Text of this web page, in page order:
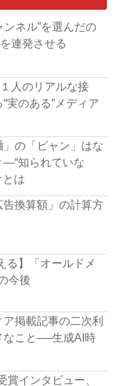
ネル”を選んだの
連発させる
人のリアルな接
実のある”メディア
の「ビャン」はな
―“知られていな
とは
告換算額」の計算方
る】「オールドメ
今後
ア掲載記事の二次利
なこと──生成AI時
賞インタビュー、